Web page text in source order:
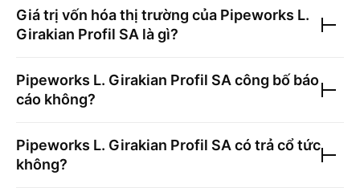
Giá trị vốn hóa thị trường của Pipeworks L.
Girakian Profil SA là gì?
Pipeworks L. Girakian Profil SA công bố báo
cáo không?
Pipeworks L. Girakian Profil SA có trả cổ tức
không?